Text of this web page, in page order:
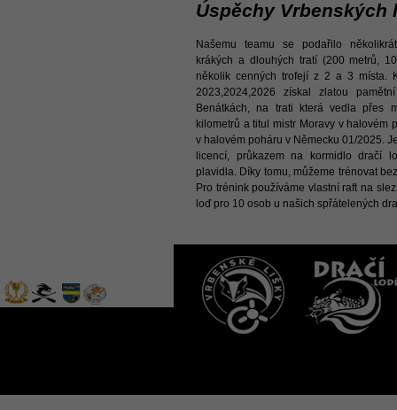
Úspěchy Vrbenských
Našemu teamu se podařilo
krákých a dlouhých tratí (200 metrů,
několik cenných trofejí z 2 a 3 místa.
2023,2024,2026 získal zlatou
Benátkách, na trati která vedla přes
kilometrů a titul mistr Moravy v halovém
v halovém poháru v Německu 01/2025.
licencí, průkazem na kormidlo dračí
plavidla. Díky tomu, můžeme trénovat
Pro trénink používáme vlastní raft na
loď pro 10 osob u našich spřátelených